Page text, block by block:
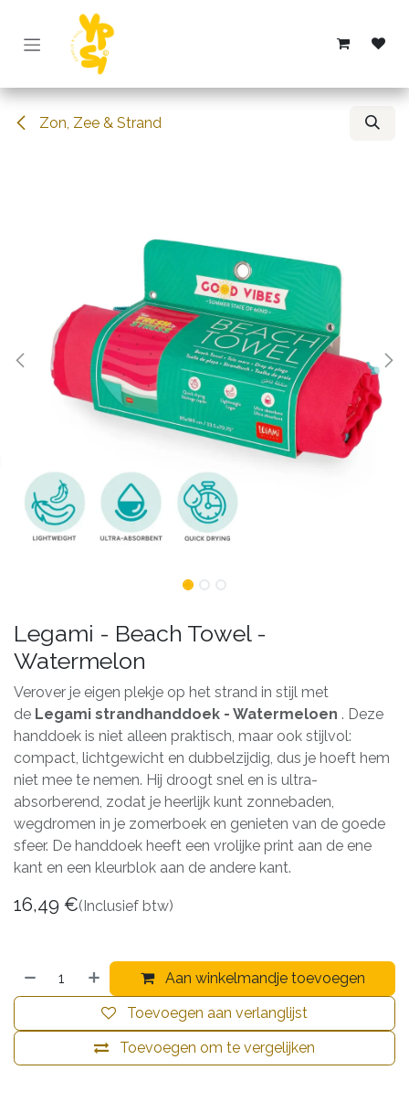
Overslaan naar inhoud
Zon, Zee & Strand
Legami - Beach Towel -
Watermelon
Verover je eigen plekje op het strand in stijl met
de Legami strandhanddoek - Watermeloen . Deze
handdoek is niet alleen praktisch, maar ook stijlvol:
compact, lichtgewicht en dubbelzijdig, dus je hoeft hem
niet mee te nemen. Hij droogt snel en is ultra-
absorberend, zodat je heerlijk kunt zonnebaden,
wegdromen in je zomerboek en genieten van de goede
sfeer. De handdoek heeft een vrolijke print aan de ene
kant en een kleurblok aan de andere kant.
16,49 €(Inclusief btw)
Aan winkelmandje toevoegen
Toevoegen om te vergelijken
Toevoegen aan verlanglijst